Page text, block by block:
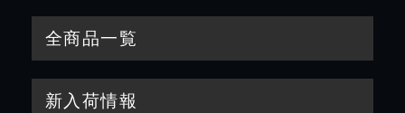
全商品一覧
新入荷情報